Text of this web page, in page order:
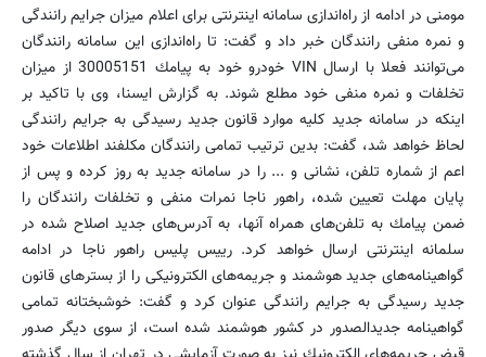
مومنی در ادامه از راه‌اندازی سامانه اینترنتی برای اعلام میزان جرایم رانندگی
و نمره منفی رانندگان خبر داد و گفت: تا راه‌اندازی این سامانه رانندگان
می‌توانند فعلا با ارسال VIN خودرو خود به پیامك 30005151 از میزان
تخلفات و نمره منفی خود مطلع شوند. به گزارش ایسنا، وی با تاكید بر
اینكه در سامانه جدید كلیه موارد قانون جدید رسیدگی به جرایم رانندگی
لحاظ خواهد شد، گفت: بدین ترتیب تمامی رانندگان مكلفند اطلاعات خود
اعم از شماره تلفن، نشانی و ... را در سامانه جدید به روز كرده و پس از
پایان مهلت تعیین شده، راهور ناجا نمرات منفی و تخلفات رانندگان را
ضمن پیامك به تلفن‌های همراه آنها، به آدرس‌های جدید اصلاح شده در
سلمانه اینترنتی ارسال خواهد كرد. رییس پلیس راهور ناجا در ادامه
گواهینامه‌های جدید هوشمند و جریمه‌های الكترونیكی را از بسترهای قانون
جدید رسیدگی به جرایم رانندگی عنوان كرد و گفت: خوشبختانه تمامی
گواهینامه جدیدالصدور در كشور هوشمند شده است، از سوی دیگر صدور